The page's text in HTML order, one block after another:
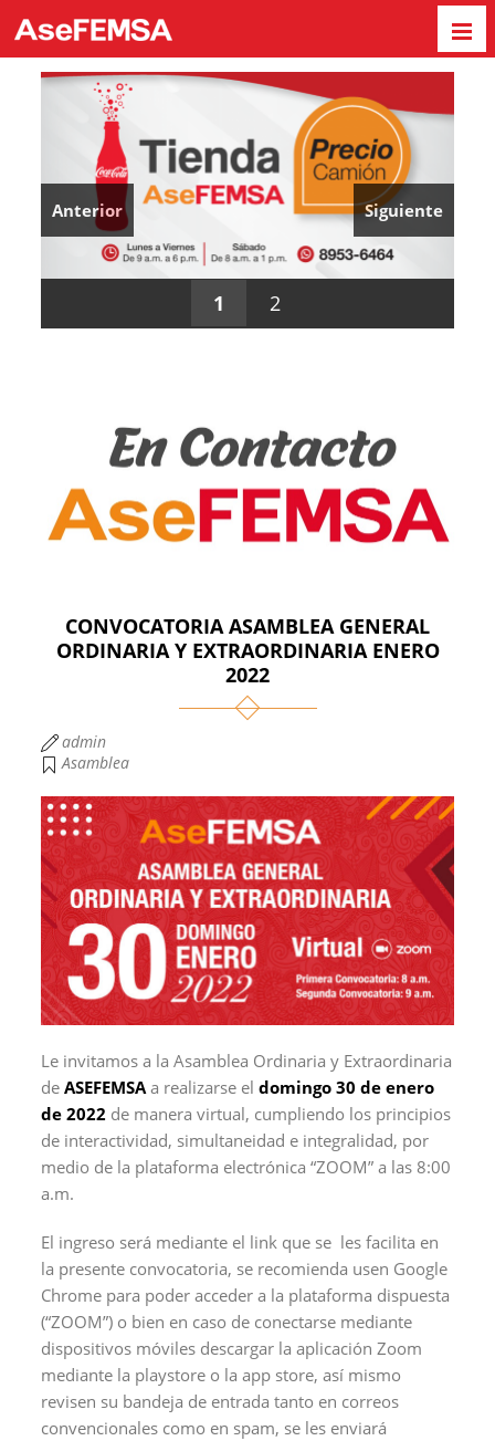
Anterior Siguiente
1 2
CONVOCATORIA ASAMBLEA GENERAL
ORDINARIA Y EXTRAORDINARIA ENERO
2022
admin
Asamblea
Le invitamos a la Asamblea Ordinaria y Extraordinaria
deASEFEMSAa realizarse eldomingo 30 de enero
de 2022 de manera virtual, cumpliendo los principios
de interactividad, simultaneidad e integralidad, por
medio de la plataforma electrónica “ZOOM” a las 8:00
a.m.
El ingreso será mediante el link que se les facilita en
la presente convocatoria, se recomienda usen Google
Chrome para poder acceder a la plataforma dispuesta
(“ZOOM”) o bien en caso de conectarse mediante
dispositivos móviles descargar la aplicación Zoom
mediante la playstore o la app store, así mismo
revisen su bandeja de entrada tanto en correos
convencionales como en spam, se les enviará